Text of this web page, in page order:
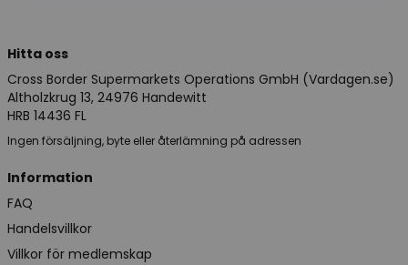
Hitta oss
Cross Border Supermarkets Operations GmbH (Vardagen.se)
Altholzkrug 13, 24976 Handewitt
HRB 14436 FL
Ingen försäljning, byte eller återlämning på adressen
Information
FAQ
Handelsvillkor
Villkor för medlemskap